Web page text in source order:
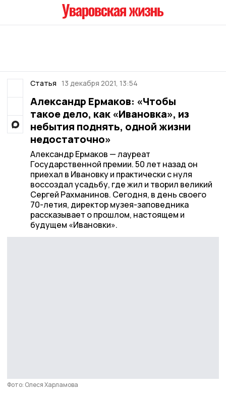
Статья 13 декабря 2021, 13:54
Александр Ермаков: «Чтобы
такое дело, как «Ивановка», из
небытия поднять, одной жизни
недостаточно»
Александр Ермаков — лауреат
Государственной премии. 50 лет назад он
приехал в Ивановку и практически с нуля
воссоздал усадьбу, где жил и творил великий
Сергей Рахманинов. Сегодня, в день своего
70-летия, директор музея-заповедника
рассказывает о прошлом, настоящем и
будущем «Ивановки».
Фото: Олеся Харламова